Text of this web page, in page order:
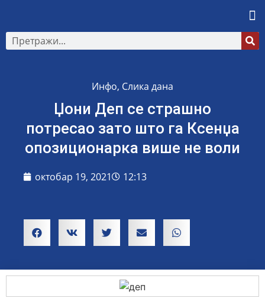
Инфо, Слика дана
Џони Деп се страшно
потресао зато што га Ксенџа
опозиционарка више не воли
октобар 19, 2021 12:13